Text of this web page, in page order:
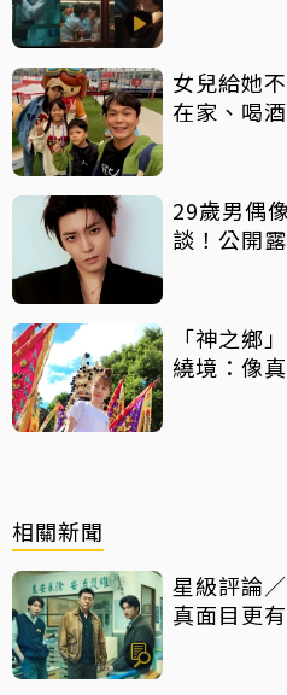
女兒給她
在家、喝酒
29歲男偶
談！公開
「神之鄉
繞境：像
相關新聞
星級評論
真面目更